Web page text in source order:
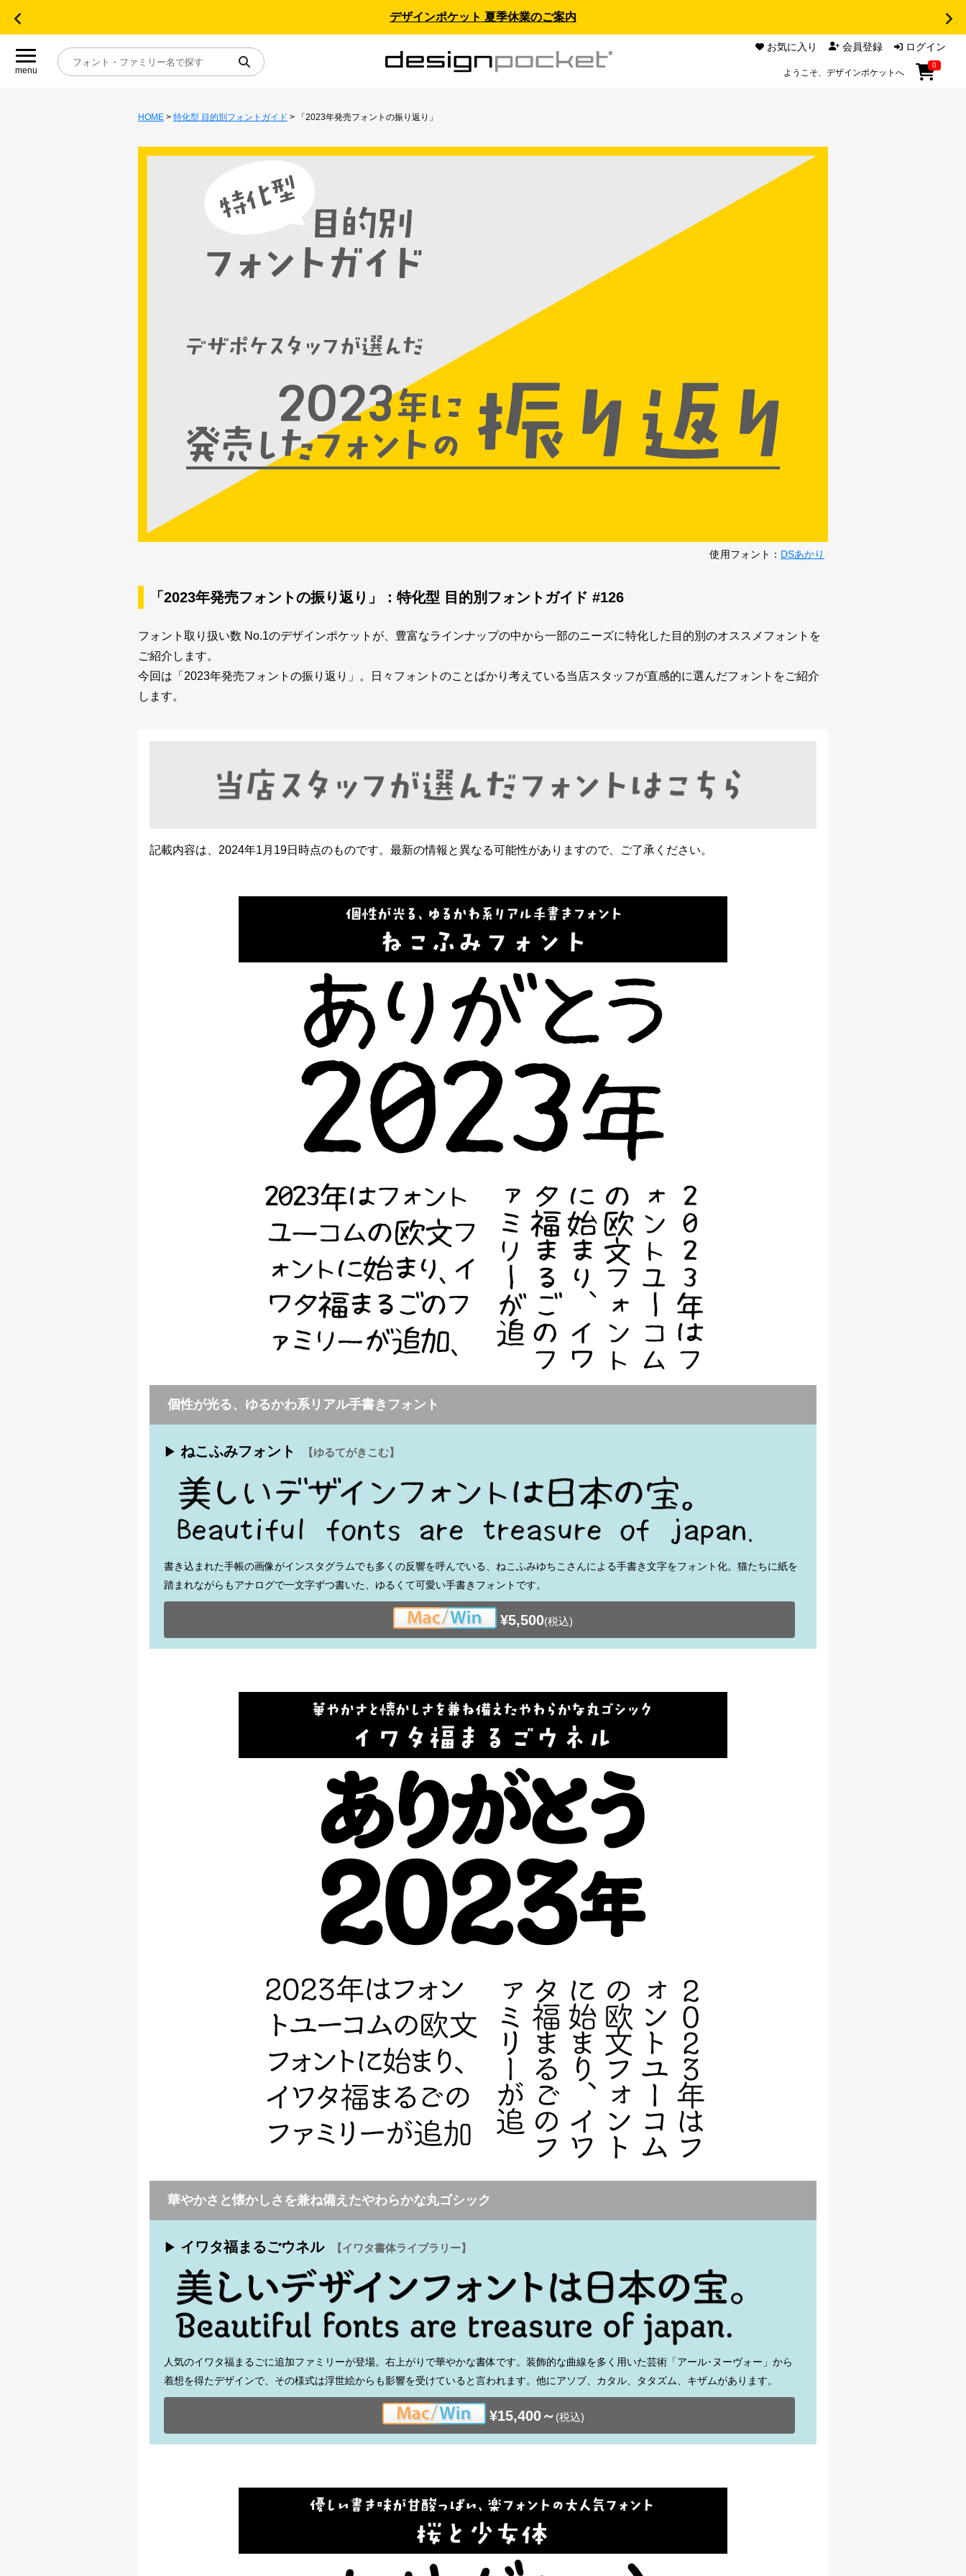
デザインポケット 夏季休業のご案内
menu
お気に入り 会員登録 ログイン
ようこそ、デザインポケットへ
0
HOME > 特化型 目的別フォントガイド > 「2023年発売フォントの振り返り」
使用フォント： DSあかり
「2023年発売フォントの振り返り」：特化型 目的別フォントガイド #126
フォント取り扱い数 No.1のデザインポケットが、豊富なラインナップの中から一部のニーズに特化した目的別のオススメフォントを
ご紹介します。
今回は「2023年発売フォントの振り返り」。日々フォントのことばかり考えている当店スタッフが直感的に選んだフォントをご紹介
します。
記載内容は、2024年1月19日時点のものです。最新の情報と異なる可能性がありますので、ご了承ください。
個性が光る、ゆるかわ系リアル手書きフォント
▶ ねこふみフォント 【ゆるてがきこむ】
書き込まれた手帳の画像がインスタグラムでも多くの反響を呼んでいる、ねこふみゆちこさんによる手書き文字をフォント化。猫たちに紙を
踏まれながらもアナログで一文字ずつ書いた、ゆるくて可愛い手書きフォントです。
¥5,500(税込)
華やかさと懐かしさを兼ね備えたやわらかな丸ゴシック
▶ イワタ福まるごウネル 【イワタ書体ライブラリー】
人気のイワタ福まるごに追加ファミリーが登場。右上がりで華やかな書体です。装飾的な曲線を多く用いた芸術「アール･ヌーヴォー」から
着想を得たデザインで、その様式は浮世絵からも影響を受けていると言われます。他にアソブ、カタル、タタズム、キザムがあります。
¥15,400～ (税込)